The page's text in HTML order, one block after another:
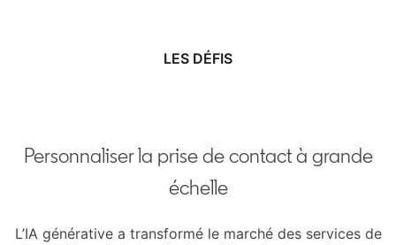
LES DÉFIS
Personnaliser la prise de contact à grande
échelle
L’IA générative a transformé le marché des services de